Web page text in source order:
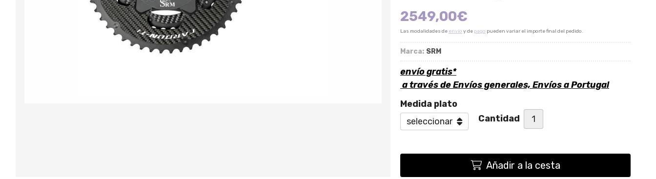
2549,00€
Las modalidades de envío y de pago pueden variar el importe final del pedido.
Marca: SRM
envío gratis*
a través deEnvíos generales, Envíos a Portugal
Medida plato
Cantidad
Añadir a la cesta